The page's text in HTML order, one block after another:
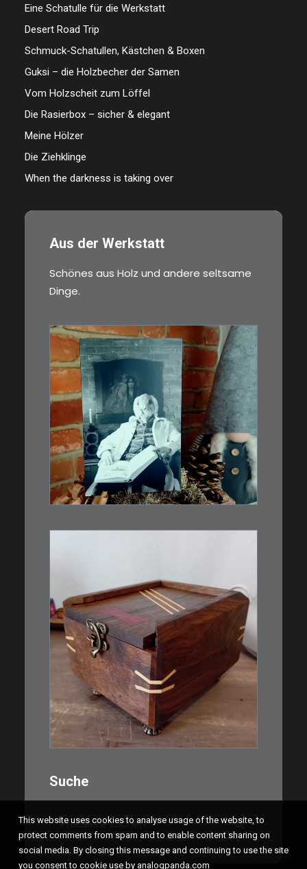
Eine Schatulle für die Werkstatt
Desert Road Trip
Schmuck-Schatullen, Kästchen & Boxen
Guksi – die Holzbecher der Samen
Vom Holzscheit zum Löffel
Die Rasierbox – sicher & elegant
Meine Hölzer
Die Ziehklinge
When the darkness is taking over
Aus der Werkstatt
Schönes aus Holz und andere seltsame
Dinge.
3,00
Limitierte Auflage. Original:
Abzug von 35mm…
€39,00
Eine kleine, simple Schatulle
aus Nussbaum…
Suche
Suchen
nach:
This website uses cookies to analyse usage of the website, to
protect comments from spam and to enable content sharing on
social media. By closing this message and continuing to use the site
you consent to cookie use by analogpanda.com